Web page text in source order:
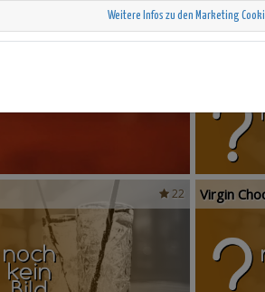
22 Virgin
Weitere Infos zu den Marketing